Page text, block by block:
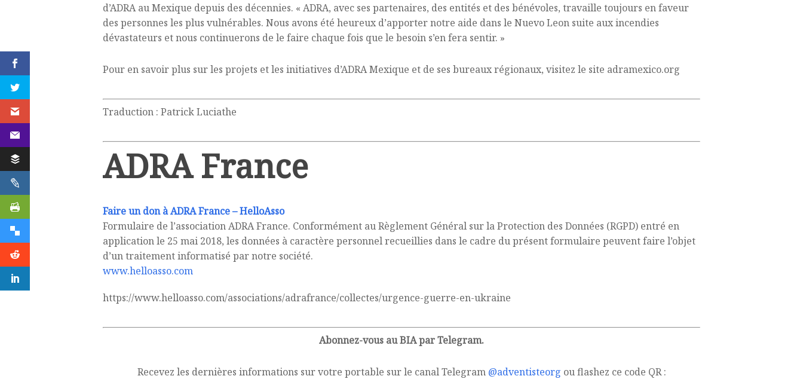
d’ADRA au Mexique depuis des décennies. « ADRA, avec ses partenaires, des entités et des bénévoles, travaille toujours en faveur
des personnes les plus vulnérables. Nous avons été heureux d’apporter notre aide dans le Nuevo Leon suite aux incendies
dévastateurs et nous continuerons de le faire chaque fois que le besoin s’en fera sentir. »
Pour en savoir plus sur les projets et les initiatives d’ADRA Mexique et de ses bureaux régionaux, visitez le site adramexico.org
Traduction : Patrick Luciathe
ADRA France
Faire un don à ADRA France – HelloAsso
Formulaire de l’association ADRA France. Conformément au Règlement Général sur la Protection des Données (RGPD) entré en
application le 25 mai 2018, les données à caractère personnel recueillies dans le cadre du présent formulaire peuvent faire l’objet
d’un traitement informatisé par notre société.
www.helloasso.com
https://www.helloasso.com/associations/adrafrance/collectes/urgence-guerre-en-ukraine
Abonnez-vous au BIA par Telegram.
Recevez les dernières informations sur votre portable sur le canal Telegram @adventisteorg ou flashez ce code QR :